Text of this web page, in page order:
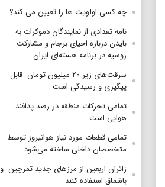
چه کسی اولویت ها را تعیین می کند؟
نامه تعدادی از نمایندگان دموکرات به
بایدن درباره احیای برجام و مشارکت
روسیه در برنامه هسته‌ای ایران
سرقت‌های زیر ۲۰ میلیون تومان قابل
پیگیری و رسیدگی است
تمامی تحرکات منطقه‌ در رصد پدافند
هوایی است
تمامی قطعات مورد نیاز هوانیروز توسط
متخصصان داخلی ساخته می‌شود
زائران اربعین از مرز‌های جدید تمرچین و
باشماق استفاده کنند